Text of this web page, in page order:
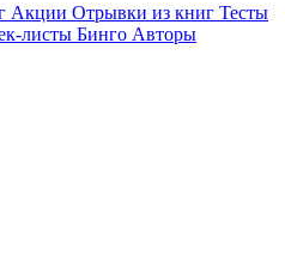
Акции Отрывки из книг Тесты
листы Бинго Авторы